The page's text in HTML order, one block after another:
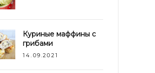
Куриные маффины с
грибами
14.09.2021